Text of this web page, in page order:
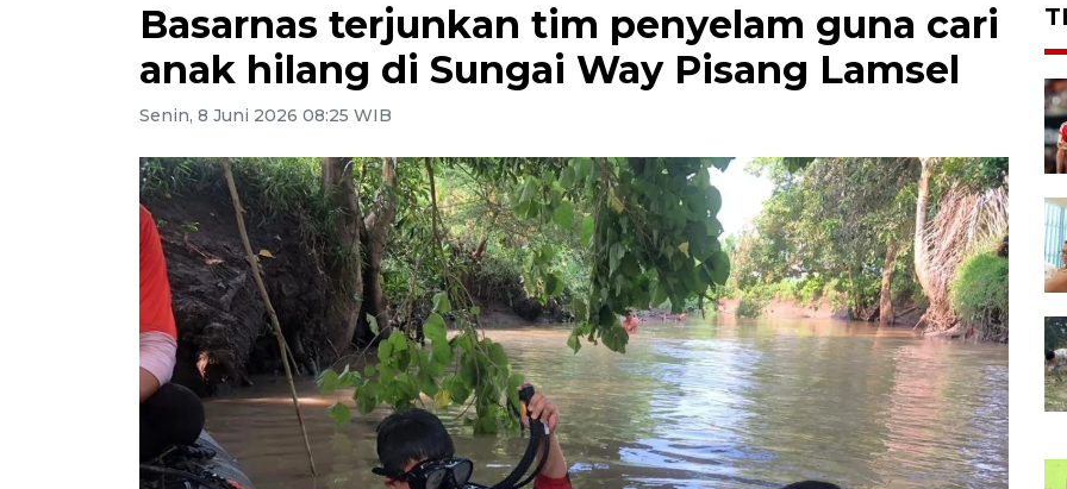
Basarnas terjunkan tim penyelam guna cari
anak hilang di Sungai Way Pisang Lamsel
Senin, 8 Juni 2026 08:25 WIB